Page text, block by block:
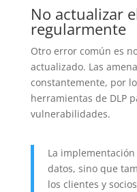
No actualizar
regularmente
Otro error común es
actualizado. Las
constantemente, por
herramientas de DLP
vulnerabilidades.
La
datos, sino que
los clientes y